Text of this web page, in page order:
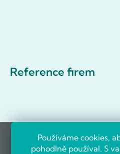
Používáme cookies,
pohodlně používal. S
Reference firem